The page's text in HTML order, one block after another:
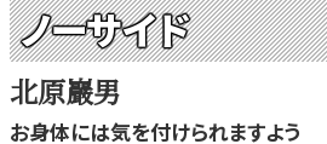
ノーサイド
北原巖男
お身体には気を付けられますよう